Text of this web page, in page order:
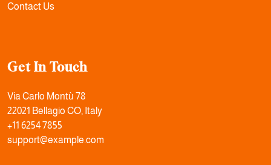
Contact Us
Get In Touch
Via Carlo Montù 78
22021 Bellagio CO, Italy
+11 6254 7855
support@example.com